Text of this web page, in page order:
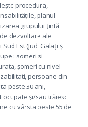
procedura,
planul
grupului țintă
dezvoltare ale
Est (Jud. Galați și
: someri si
șomeri cu nivel
persoane din
peste 30 ani,
și/sau trăiesc
cu vârsta peste 55 de